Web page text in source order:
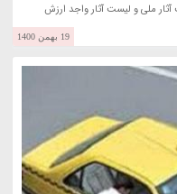
واجد ثبت در لیست آثار ملی و لیست آثار واجد ارزش
19 بهمن 1400